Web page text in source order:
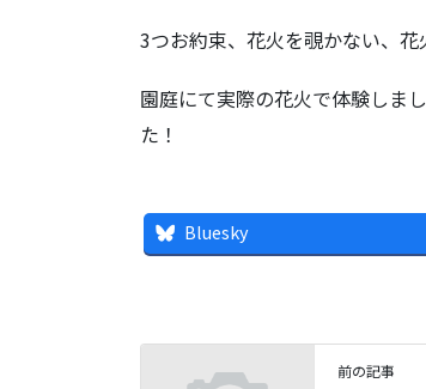
3つお約束、花火を覗かない、
園庭にて実際の花火で体験しま
た！
Bluesky
前の記事